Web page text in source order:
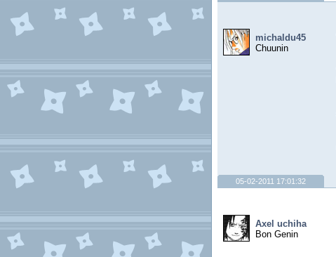
michaldu45
Chuunin
05-02-2011 17:01:32
Axel uchiha
Bon Genin